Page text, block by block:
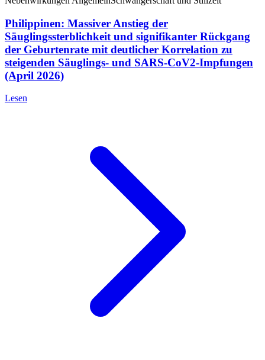
Philippinen: Massiver Anstieg der
Säuglingssterblichkeit und signifikanter Rückgang
der Geburtenrate mit deutlicher Korrelation zu
steigenden Säuglings- und SARS-CoV2-Impfungen
(April 2026)
Lesen